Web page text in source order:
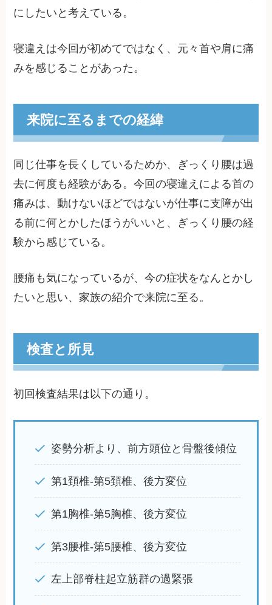
にしたいと考えている。
寝違えは今回が初めてではなく、元々首や肩に痛
みを感じることがあった。
来院に至るまでの経緯
同じ仕事を長くしているためか、ぎっくり腰は過
去に何度も経験がある。今回の寝違えによる首の
痛みは、動けないほどではないが仕事に支障が出
る前に何とかしたほうがいいと、ぎっくり腰の経
験から感じている。
腰痛も気になっているが、今の症状をなんとかし
たいと思い、家族の紹介で来院に至る。
検査と所見
初回検査結果は以下の通り。
姿勢分析より、前方頭位と骨盤後傾位
第1頚椎-第5頚椎、後方変位
第1胸椎-第5胸椎、後方変位
第3腰椎-第5腰椎、後方変位
左上部脊柱起立筋群の過緊張